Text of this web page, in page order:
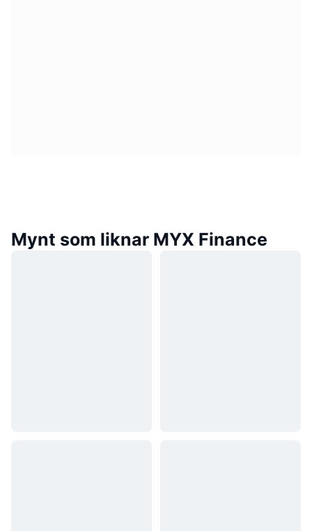
Mynt som liknar MYX Finance